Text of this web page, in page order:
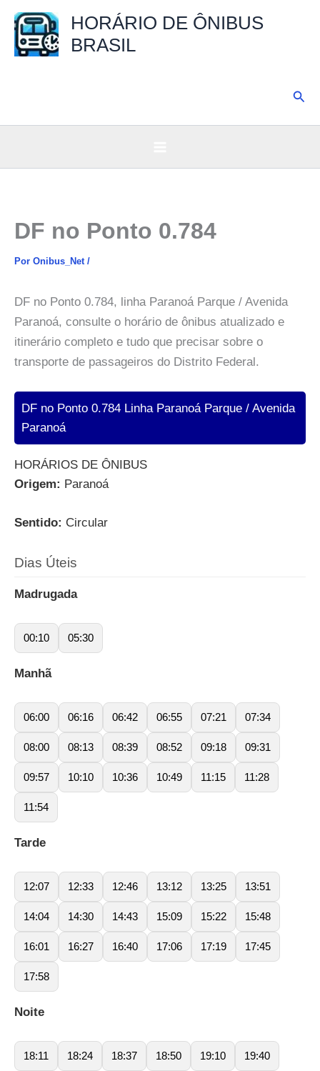
para
HORÁRIO DE ÔNIBUS
BRASIL
DF no Ponto 0.784
Por Onibus_Net /
DF no Ponto 0.784, linha Paranoá Parque / Avenida
Paranoá, consulte o horário de ônibus atualizado e
itinerário completo e tudo que precisar sobre o
transporte de passageiros do Distrito Federal.
DF no Ponto 0.784 Linha Paranoá Parque / Avenida
Paranoá
HORÁRIOS DE ÔNIBUS
Origem: Paranoá
Sentido: Circular
Dias Úteis
Madrugada
00:10 05:30
Manhã
06:00 06:16 06:42 06:55 07:21 07:34
08:00 08:13 08:39 08:52 09:18 09:31
09:57 10:10 10:36 10:49 11:15 11:28
11:54
Tarde
12:07 12:33 12:46 13:12 13:25 13:51
14:04 14:30 14:43 15:09 15:22 15:48
16:01 16:27 16:40 17:06 17:19 17:45
17:58
Noite
18:11 18:24 18:37 18:50 19:10 19:40